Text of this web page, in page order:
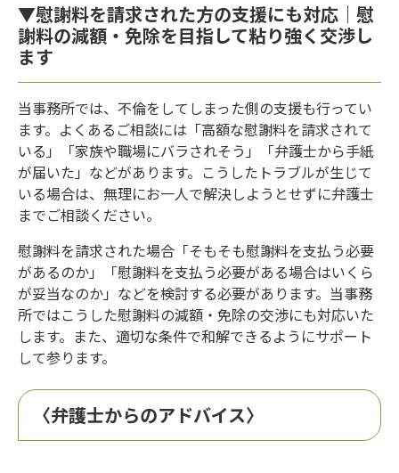
▼慰謝料を請求された方の支援にも対応｜慰
謝料の減額・免除を目指して粘り強く交渉し
ます
当事務所では、不倫をしてしまった側の支援も行ってい
ます。よくあるご相談には「高額な慰謝料を請求されて
いる」「家族や職場にバラされそう」「弁護士から手紙
が届いた」などがあります。こうしたトラブルが生じて
いる場合は、無理にお一人で解決しようとせずに弁護士
までご相談ください。
慰謝料を請求された場合「そもそも慰謝料を支払う必要
があるのか」「慰謝料を支払う必要がある場合はいくら
が妥当なのか」などを検討する必要があります。当事務
所ではこうした慰謝料の減額・免除の交渉にも対応いた
します。また、適切な条件で和解できるようにサポート
して参ります。
〈弁護士からのアドバイス〉